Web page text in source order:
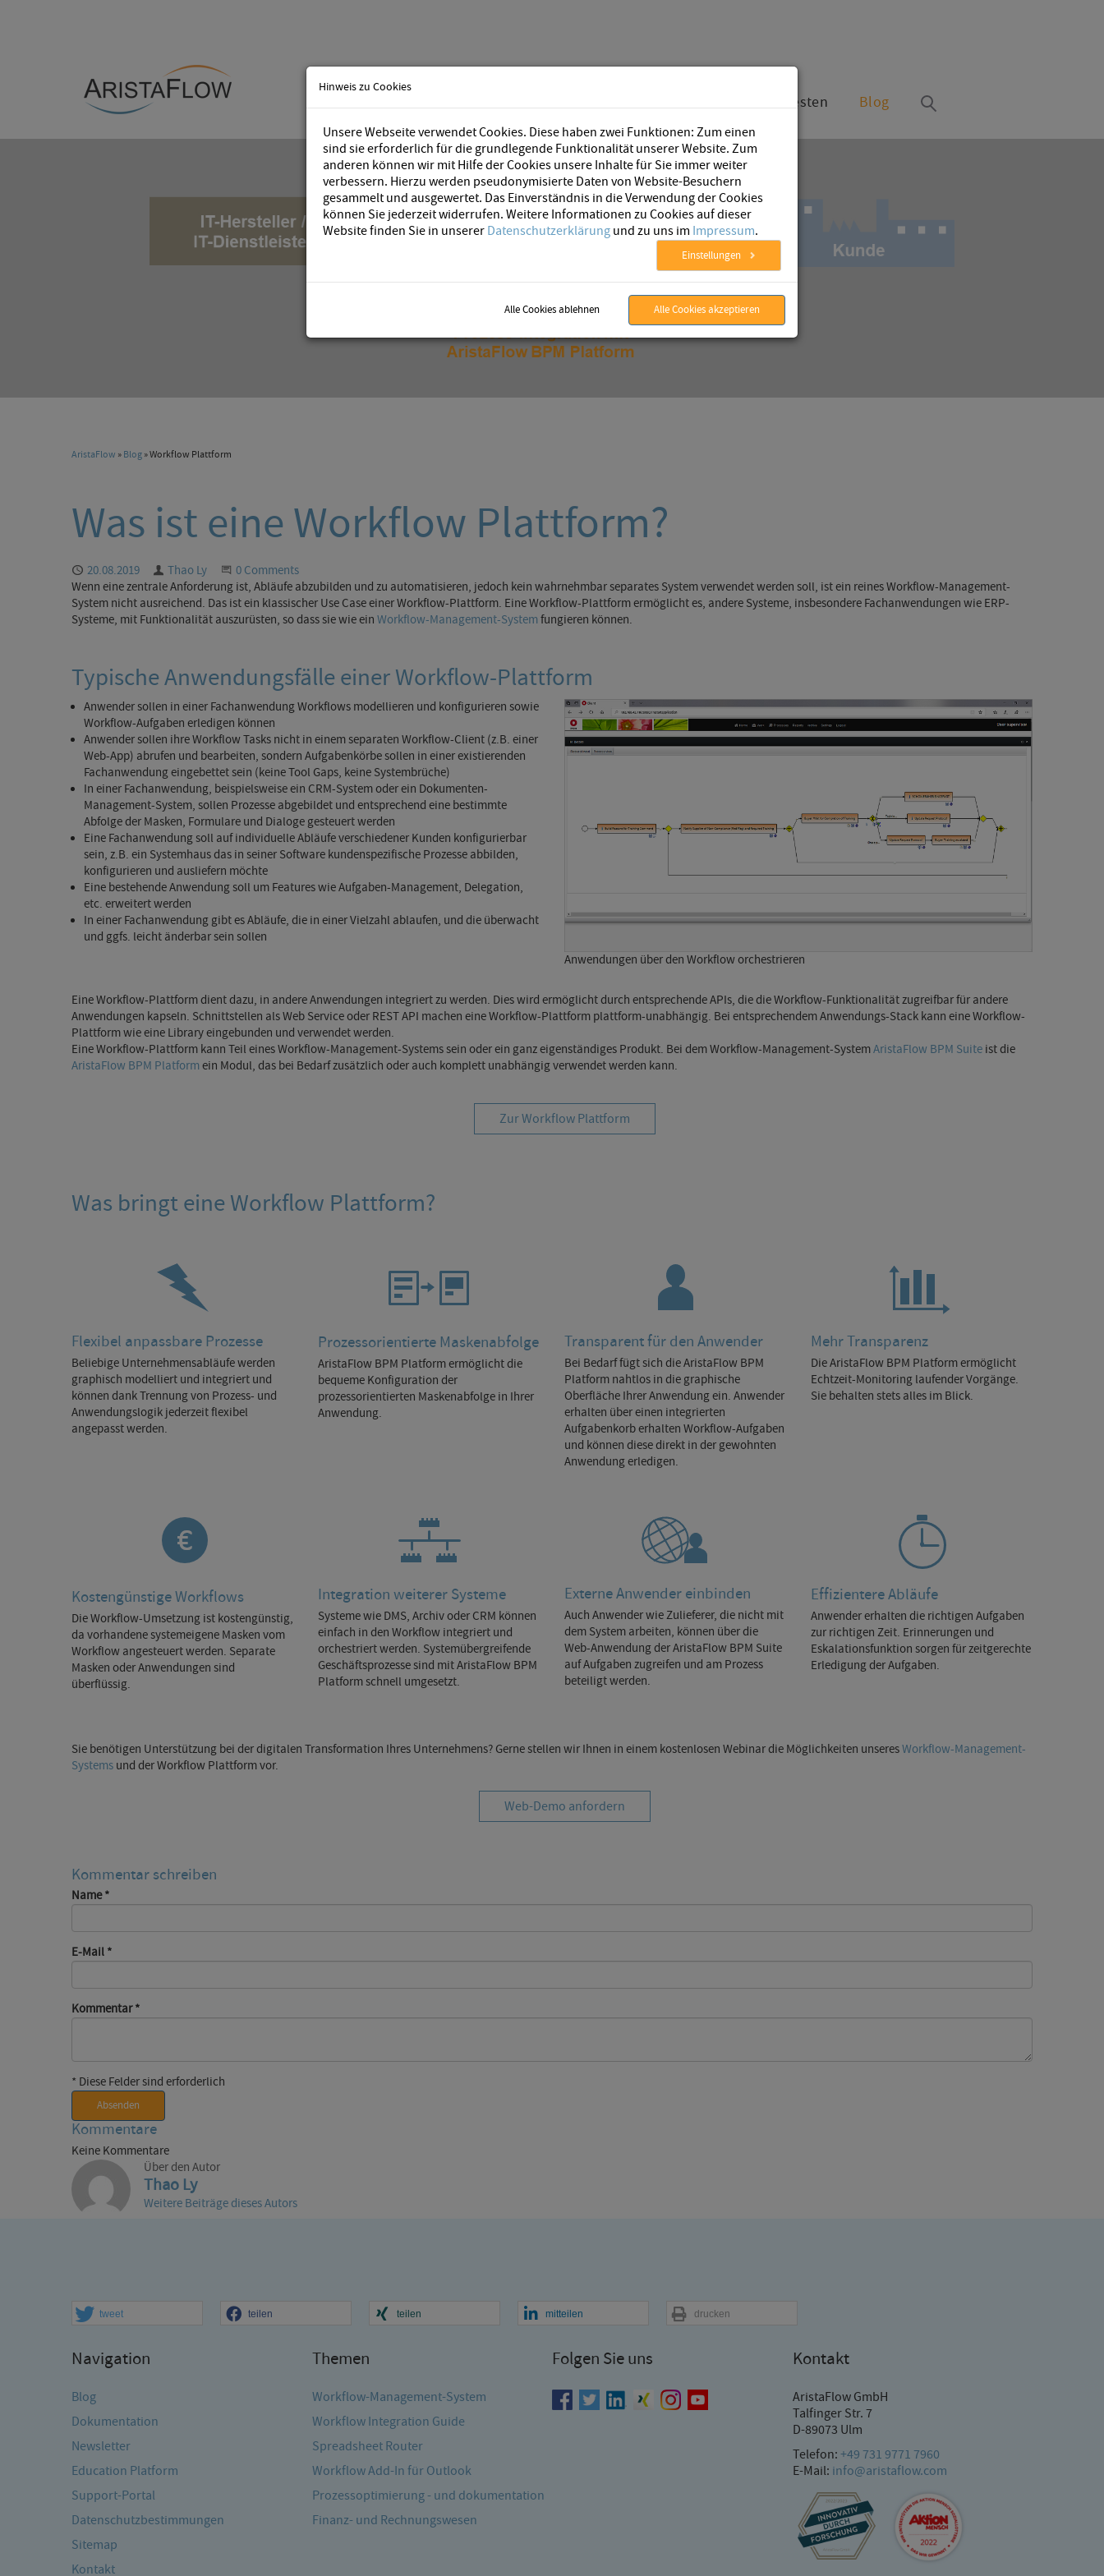
BPM Software Unternehmen Jetzt testen Blog
AristaFlow »Blog» Workflow Plattform
Was ist eine Workflow Plattform?
Published
20.08.2019 Author
Thao Ly Start the Conversation
0 Comments
Wenn eine zentrale Anforderung ist, Abläufe abzubilden und zu automatisieren, jedoch kein wahrnehmbar separates System verwendet werden soll, ist ein reines Workflow-Management-
System nicht ausreichend. Das ist ein klassischer Use Case einer Workflow-Plattform. Eine Workflow-Plattform ermöglicht es, andere Systeme, insbesondere Fachanwendungen wie ERP-
Systeme, mit Funktionalität auszurüsten, so dass sie wie ein Workflow-Management-System fungieren können.
Typische Anwendungsfälle einer Workflow-Plattform
Anwender sollen in einer Fachanwendung Workflows modellieren und konfigurieren sowie
Workflow-Aufgaben erledigen können
Anwender sollen ihre Workflow Tasks nicht in einem separaten Workflow-Client (z.B. einer
Web-App) abrufen und bearbeiten, sondern Aufgabenkörbe sollen in einer existierenden
Fachanwendung eingebettet sein (keine Tool Gaps, keine Systembrüche)
In einer Fachanwendung, beispielsweise ein CRM-System oder ein Dokumenten-
Management-System, sollen Prozesse abgebildet und entsprechend eine bestimmte
Abfolge der Masken, Formulare und Dialoge gesteuert werden
Eine Fachanwendung soll auf individuelle Abläufe verschiedener Kunden konfigurierbar
sein, z.B. ein Systemhaus das in seiner Software kundenspezifische Prozesse abbilden,
konfigurieren und ausliefern möchte
Eine bestehende Anwendung soll um Features wie Aufgaben-Management, Delegation,
etc. erweitert werden
In einer Fachanwendung gibt es Abläufe, die in einer Vielzahl ablaufen, und die überwacht
und ggfs. leicht änderbar sein sollen
Anwendungen über den Workflow orchestrieren
Eine Workflow-Plattform dient dazu, in andere Anwendungen integriert zu werden. Dies wird ermöglicht durch entsprechende APIs, die die Workflow-Funktionalität zugreifbar für andere
Anwendungen kapseln. Schnittstellen als Web Service oder REST API machen eine Workflow-Plattform plattform-unabhängig. Bei entsprechendem Anwendungs-Stack kann eine Workflow-
Plattform wie eine Library eingebunden und verwendet werden.
Eine Workflow-Plattform kann Teil eines Workflow-Management-Systems sein oder ein ganz eigenständiges Produkt. Bei dem Workflow-Management-SystemAristaFlow BPM Suite ist die
AristaFlow BPM Platform ein Modul, das bei Bedarf zusätzlich oder auch komplett unabhängig verwendet werden kann.
Zur Workflow Plattform
Was bringt eine Workflow Plattform?
Flexibel anpassbare Prozesse
Beliebige Unternehmensabläufe werden
graphisch modelliert und integriert und
können dank Trennung von Prozess- und
Anwendungslogik jederzeit flexibel
angepasst werden.
Prozessorientierte Maskenabfolge
AristaFlow BPM Platform ermöglicht die
bequeme Konfiguration der
prozessorientierten Maskenabfolge in Ihrer
Anwendung.
Transparent für den Anwender
Bei Bedarf fügt sich die AristaFlow BPM
Platform nahtlos in die graphische
Oberfläche Ihrer Anwendung ein. Anwender
erhalten über einen integrierten
Aufgabenkorb erhalten Workflow-Aufgaben
und können diese direkt in der gewohnten
Anwendung erledigen.
Mehr Transparenz
Die AristaFlow BPM Platform ermöglicht
Echtzeit-Monitoring laufender Vorgänge.
Sie behalten stets alles im Blick.
Kostengünstige Workflows
Die Workflow-Umsetzung ist kostengünstig,
da vorhandene systemeigene Masken vom
Workflow angesteuert werden. Separate
Masken oder Anwendungen sind
überflüssig.
Integration weiterer Systeme
Systeme wie DMS, Archiv oder CRM können
einfach in den Workflow integriert und
orchestriert werden. Systemübergreifende
Geschäftsprozesse sind mit AristaFlow BPM
Platform schnell umgesetzt.
Externe Anwender einbinden
Auch Anwender wie Zulieferer, die nicht mit
dem System arbeiten, können über die
Web-Anwendung der AristaFlow BPM Suite
auf Aufgaben zugreifen und am Prozess
beteiligt werden.
Effizientere Abläufe
Anwender erhalten die richtigen Aufgaben
zur richtigen Zeit. Erinnerungen und
Eskalationsfunktion sorgen für zeitgerechte
Erledigung der Aufgaben.
Sie benötigen Unterstützung bei der digitalen Transformation Ihres Unternehmens? Gerne stellen wir Ihnen in einem kostenlosen Webinar die Möglichkeiten unseresWorkflow-Management-
Systems und der Workflow Plattform vor.
Web-Demo anfordern
Kommentar schreiben
Name*
E-Mail *
Kommentar*
* Diese Felder sind erforderlich
Absenden
Kommentare
Keine Kommentare
Über den Autor
Thao Ly
Weitere Beiträge dieses Autors
tweet teilen teilen mitteilen drucken
Navigation
Blog
Dokumentation
Newsletter
Education Platform
Support-Portal
Datenschutzbestimmungen
Sitemap
Kontakt
Themen
Workflow-Management-System
Workflow Integration Guide
Spreadsheet Router
Workflow Add-In für Outlook
Prozessoptimierung - und dokumentation
Finanz- und Rechnungswesen
Folgen Sie uns Kontakt
AristaFlow GmbH
Talfinger Str. 7
D-89073 Ulm
Telefon:+49 731 9771 7960
E-Mail: info@aristaflow.com
Hinweis zu Cookies
Unsere Webseite verwendet Cookies. Diese haben zwei Funktionen: Zum einen
sind sie erforderlich für die grundlegende Funktionalität unserer Website. Zum
anderen können wir mit Hilfe der Cookies unsere Inhalte für Sie immer weiter
verbessern. Hierzu werden pseudonymisierte Daten von Website-Besuchern
gesammelt und ausgewertet. Das Einverständnis in die Verwendung der Cookies
können Sie jederzeit widerrufen. Weitere Informationen zu Cookies auf dieser
Website finden Sie in unsererDatenschutzerklärungund zu uns im Impressum.
Einstellungen
Alle Cookies ablehnen Alle Cookies akzeptieren